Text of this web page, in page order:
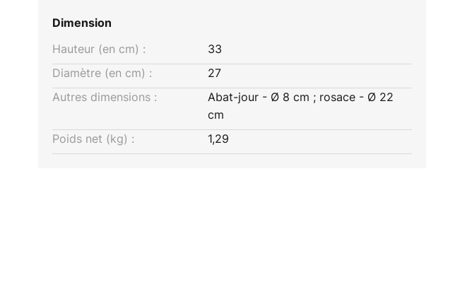
Dimension
Hauteur (en cm) :
33
Diamètre (en cm) :
27
Autres dimensions :
Abat-jour - Ø 8 cm ; rosace - Ø 22
cm
Poids net (kg) :
1,29